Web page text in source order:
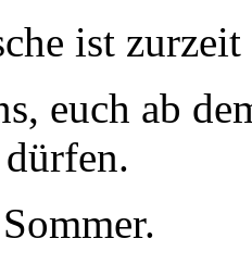
ist zurzeit
euch ab